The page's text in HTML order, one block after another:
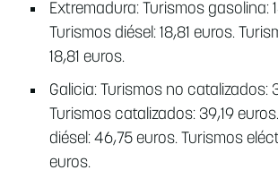
Extremadura: Turismos gasolina:
Turismos diésel: 18,81 euros.
18,81 euros.
Galicia: Turismos no catalizados:
Turismos catalizados: 39,19
diésel: 46,75 euros. Turismos
euros.